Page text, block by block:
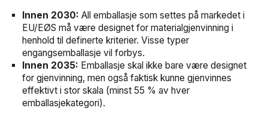
Innen 2030: All emballasje som settes på markedet i
EU/EØS må være designet for materialgjenvinning i
henhold til definerte kriterier. Visse typer
engangsemballasje vil forbys.
Innen 2035: Emballasje skal ikke bare være designet
for gjenvinning, men også faktisk kunne gjenvinnes
effektivt i stor skala (minst 55 % av hver
emballasjekategori).